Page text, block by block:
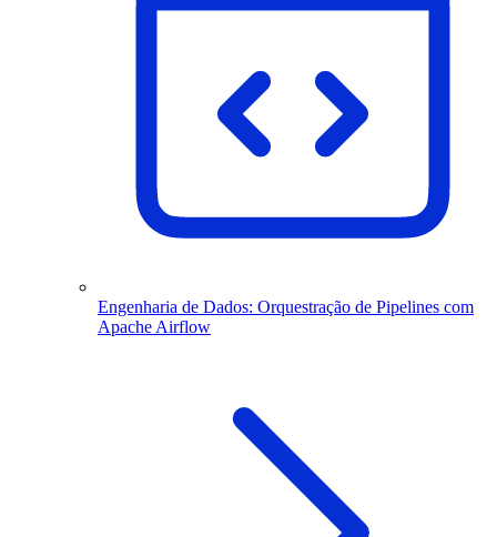
Engenharia de Dados: Orquestração de Pipelines com
Apache Airflow